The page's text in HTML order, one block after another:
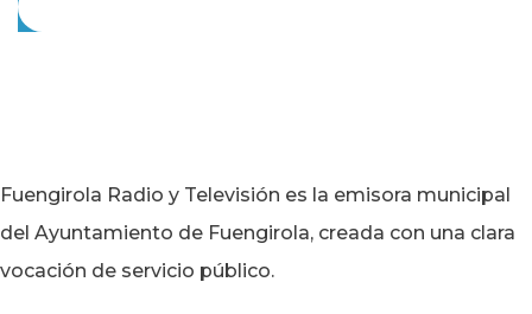
Fuengirola Radio y Televisión es la emisora municipal
del Ayuntamiento de Fuengirola, creada con una clara
vocación de servicio público.